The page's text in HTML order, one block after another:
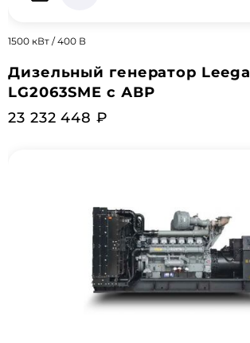
1500 кВт / 400 В
Дизельный генератор Leega
LG2063SME с АВР
23 232 448 ₽